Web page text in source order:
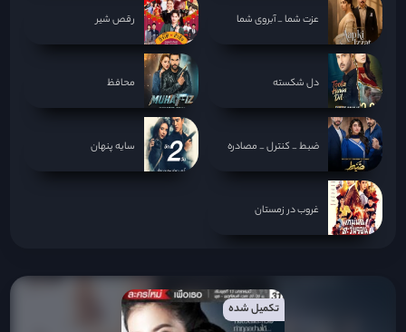
عزت شما _ آبروی شما رقص شیر
دل شکسته محافظ
ضبط _ کنترل _ مصادره سایه پنهان
غروب در زمستان
تکمیل شده